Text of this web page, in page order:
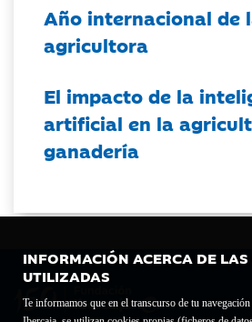
INFORMACIÓN ACERCA DE LAS
UTILIZADAS
Te informamos que en el transcurso de tu
Año internacional de
agricultora
El impacto de la
artificial en la
ganadería